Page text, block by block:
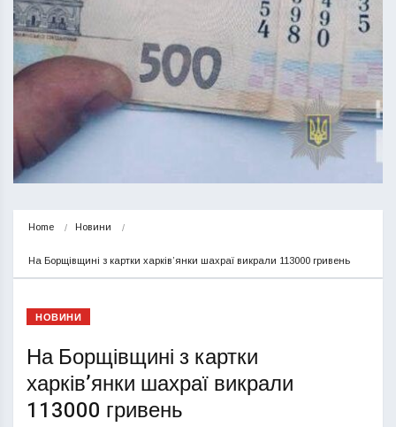
Home Новини
На Борщівщині з картки харків’янки шахраї викрали 113000 гривень
НОВИНИ
На Борщівщині з картки
харків’янки шахраї викрали
113000 гривень